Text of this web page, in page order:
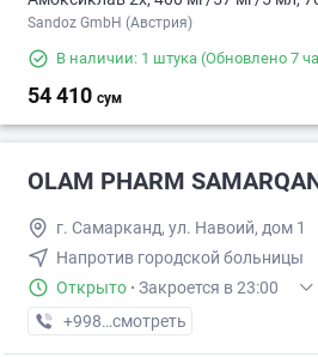
Sandoz GmbH (Австрия)
В наличии: 1 штука (Обновлено 7
54 410 сум
OLAM PHARM
г. Самарканд, ул. Навоий, дом 1
Напротив городской больницы
Открыто · Закроется в 23:00
+998 (95) XXX-XX-XX
смотреть